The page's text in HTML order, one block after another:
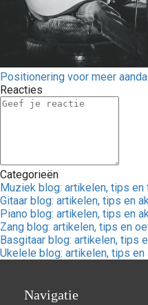
Positionering voor meer
Reacties
Categorieën
Muziek blog: artikelen, tips en
Gitaar blog: artikelen, tips en
Piano blog: artikelen, tips en
Zang blog: artikelen, tips en
Basgitaar blog: artikelen, tips
Ukelele blog: artikelen, tips en
Navigatie